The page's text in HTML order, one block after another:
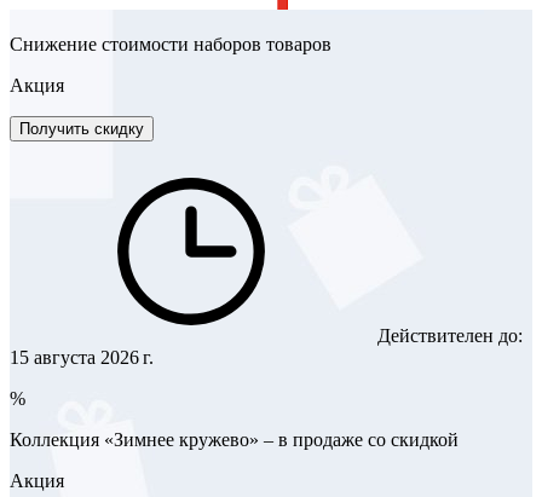
Снижение стоимости наборов товаров
Акция
Получить скидку
Действителен до:
15 августа 2026 г.
%
Коллекция «Зимнее кружево» – в продаже со скидкой
Акция